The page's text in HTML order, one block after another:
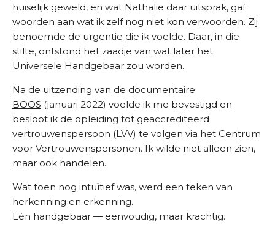
huiselijk geweld, en wat Nathalie daar uitsprak, gaf
woorden aan wat ik zelf nog niet kon verwoorden. Zij
benoemde de urgentie die ik voelde. Daar, in die
stilte, ontstond het zaadje van wat later het
Universele Handgebaar zou worden.
Na de uitzending van de documentaire
BOOS (januari 2022) voelde ik me bevestigd en
besloot ik de opleiding tot geaccrediteerd
vertrouwenspersoon (LVV) te volgen via het Centrum
voor Vertrouwenspersonen. Ik wilde niet alleen zien,
maar ook handelen.
Wat toen nog intuïtief was, werd een teken van
herkenning en erkenning.
Eén handgebaar — eenvoudig, maar krachtig.